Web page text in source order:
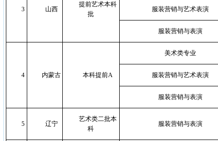
3 山西
提前艺术本科
批
服装营销与艺术表演
服装营销与表演
4 内蒙古 本科提前A
美术类专业
服装营销与艺术表演
服装营销与表演
5 辽宁
艺术类二批本
科
服装营销与表演